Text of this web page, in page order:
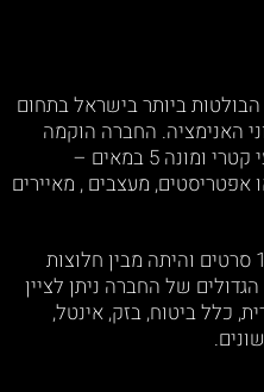
ביותר בישראל בתחום
האנימציה. החברה הוקמה
בשנת 2010 ע”י איתי אפרימי ורועי קטרי ומונה 5 במאים –
וידיאו אפטריסטים, מעצבים , מאיירים
החברה הפיקה עד היום מעל 1000 סרטים והיתה מבין חלוצות
של החברה ניתן לציין
כלל ביטוח, בזק, אינטל,